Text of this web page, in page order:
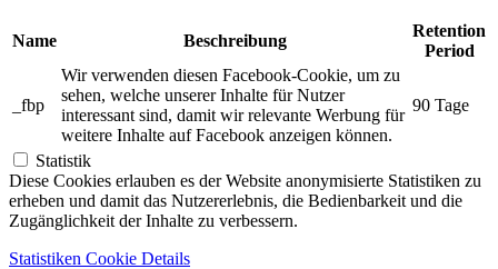
Name Beschreibung
Retention
Period
_fbp
Wir verwenden diesen Facebook-Cookie, um zu
sehen, welche unserer Inhalte für Nutzer
interessant sind, damit wir relevante Werbung für
weitere Inhalte auf Facebook anzeigen können.
90 Tage
Statistik
Diese Cookies erlauben es der Website anonymisierte Statistiken zu
erheben und damit das Nutzererlebnis, die Bedienbarkeit und die
Zugänglichkeit der Inhalte zu verbessern.
Statistiken Cookie Details